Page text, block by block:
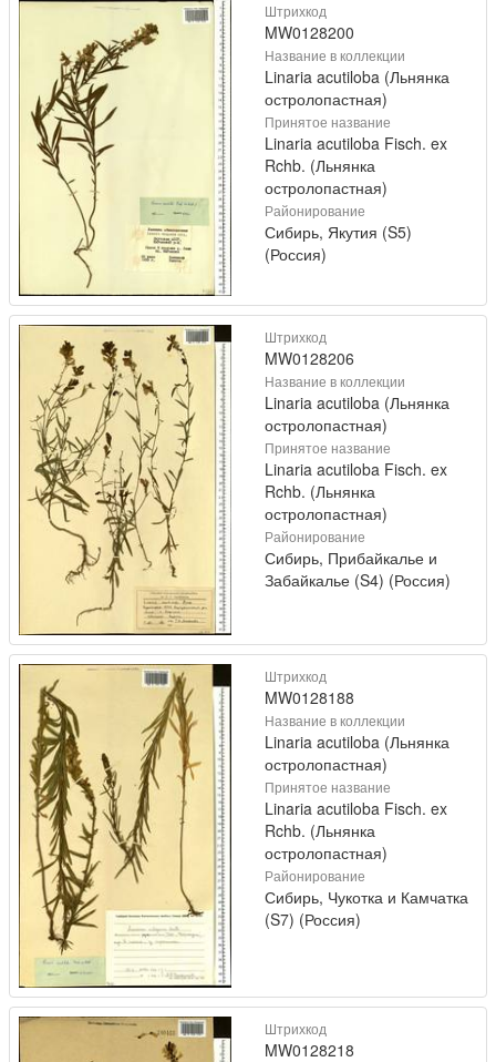
Штрихкод
MW0128200
Название в коллекции
Linaria acutiloba (Льнянка
остролопастная)
Принятое название
Linaria acutiloba Fisch. ex
Rchb. (Льнянка
остролопастная)
Районирование
Сибирь, Якутия (S5)
(Россия)
Штрихкод
MW0128206
Название в коллекции
Linaria acutiloba (Льнянка
остролопастная)
Принятое название
Linaria acutiloba Fisch. ex
Rchb. (Льнянка
остролопастная)
Районирование
Сибирь, Прибайкалье и
Забайкалье (S4) (Россия)
Штрихкод
MW0128188
Название в коллекции
Linaria acutiloba (Льнянка
остролопастная)
Принятое название
Linaria acutiloba Fisch. ex
Rchb. (Льнянка
остролопастная)
Районирование
Сибирь, Чукотка и Камчатка
(S7) (Россия)
Штрихкод
MW0128218